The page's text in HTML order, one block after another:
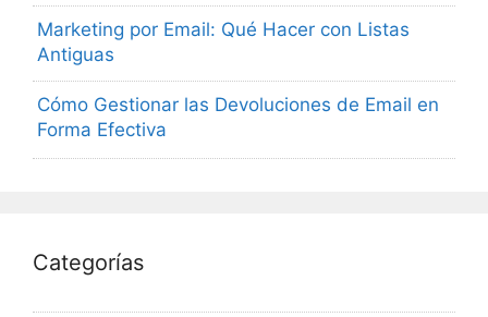
Marketing por Email: Qué Hacer con Listas
Antiguas
Cómo Gestionar las Devoluciones de Email en
Forma Efectiva
Categorías